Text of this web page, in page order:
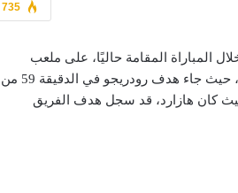
735
المباراة المقامة حاليًا، على ملعب
"جيوزيبي مياتزا"، ضمن منافسات الجولة الرابعة، عن المجموعة الثانية، في دوري أبطال أوروبا، حيث جاء هدف رودريجو في الدقيقة 59 من
بعد متابعته لعرضية من لوكاس فاسكيز، لتصبح النتيجة تقدم ريال مدريد 2 – 0، حيث كان هازارد، قد سجل هدف الفريق